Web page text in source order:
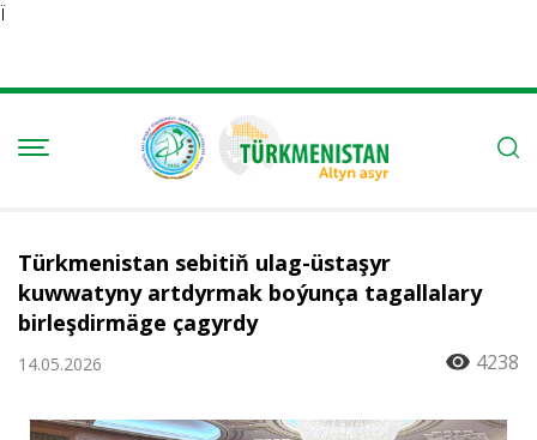
Ï
Türkmenistan sebitiň ulag-üstaşyr
kuwwatyny artdyrmak boýunça tagallalary
birleşdirmäge çagyrdy
14.05.2026 4238